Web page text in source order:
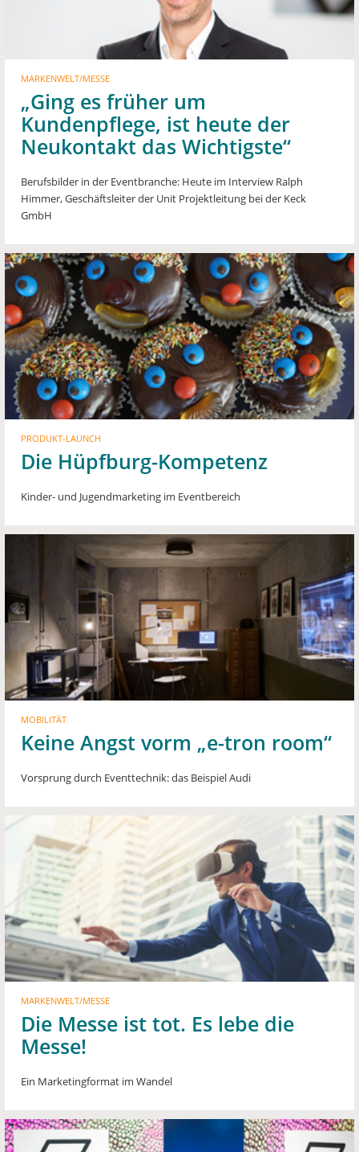
MARKENWELT/MESSE
„Ging es früher um
Kundenpflege, ist heute der
Neukontakt das Wichtigste“
Berufsbilder in der Eventbranche: Heute im Interview Ralph
Himmer, Geschäftsleiter der Unit Projektleitung bei der Keck
GmbH
PRODUKT-LAUNCH
Die Hüpfburg-Kompetenz
Kinder- und Jugendmarketing im Eventbereich
MOBILITÄT
Keine Angst vorm „e-tron room“
Vorsprung durch Eventtechnik: das Beispiel Audi
MARKENWELT/MESSE
Die Messe ist tot. Es lebe die
Messe!
Ein Marketingformat im Wandel